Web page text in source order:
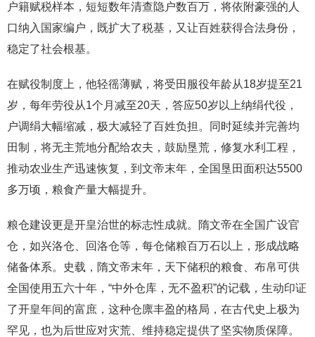
户籍赋税样本，短短数年清查隐户数百万，将依附豪强的人
口纳入国家编户，既扩大了税基，又让百姓获得合法身份，
稳定了社会根基。
在赋役制度上，他轻徭薄赋，将受田服役年龄从18岁提至21
岁，每年劳役从1个月减至20天，答应50岁以上纳绢代役，
户调绢大幅缩减，极大减轻了百姓负担。同时延续并完善均
田制，将无主荒地分配给农夫，鼓励垦荒，修复水利工程，
推动农业生产迅速恢复，到文帝末年，全国垦田面积达5500
多万顷，粮食产量大幅提升。
粮仓建设更是开皇治世的标志性成就。隋文帝在全国广设官
仓，如兴洛仓、回洛仓等，每仓储粮百万石以上，形成战略
储备体系。史载，隋文帝末年，天下储积的粮食、布帛可供
全国使用五六十年，“中外仓库，无不盈积”的记载，生动印证
了开皇年间的富庶，这种仓廪丰盈的格局，在古代史上极为
罕见，也为后世应对灾荒、维持稳定提供了坚实物质保障。